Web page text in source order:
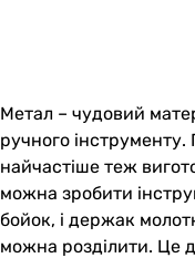
Метал – чудовий
ручного
найчастіше теж
можна зробити
бойок, і держак
можна розділити. Це